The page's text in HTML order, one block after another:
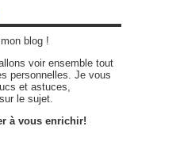
blog !
voir ensemble tout
personnelles. Je vous
et astuces,
le sujet.
à vous enrichir!